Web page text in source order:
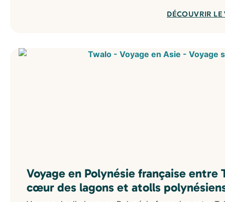
DÉCOUVRIR LE
Voyage en Polynésie française entre
cœur des lagons et atolls